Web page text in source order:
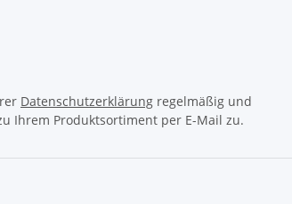
Datenschutzerklärung regelmäßig und
Ihrem Produktsortiment per E-Mail zu.